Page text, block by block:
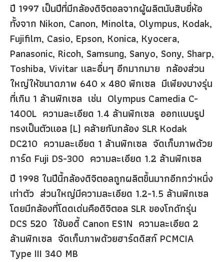
ปี 1997 เป็นปีที่มีกล้องดิจิตอลจากผู้ผลิตนับสิบยี่ห้อ
ทั้งจาก Nikon, Canon, Minolta, Olympus, Kodak,
Fujifilm, Casio, Epson, Konica, Kyocera,
Panasonic, Ricoh, Samsung, Sanyo, Sony, Sharp,
Toshiba, Vivitar และอื่นๆ อีกมากมาย กล้องส่วน
ใหญ่ให้ขนาดภาพ 640 x 480 พิกเซล มีเพียงบางรุ่น
ที่เกิน 1 ล้านพิกเซล เช่น Olympus Camedia C-
1400L ความละเอียด 1.4 ล้านพิกเซล ออกแบบรูป
ทรงเป็นตัวแอล (L) คล้ายกับกล้อง SLR Kodak
DC210 ความละเอียด 1 ล้านพิกเซล จัดเก็บภาพด้วย
การ์ด Fuji DS-300 ความละเอียด 1.2 ล้านพิกเซล
ปี 1998 ในปีนี้กล้องดิจิตอลถูกผลิตขึ้นมากอีกกว่าหนึ่ง
เท่าตัว ส่วนใหญ่มีความละเอียด 1.2-1.5 ล้านพิกเซล
โดยมีกล้องที่โดดเด่นคือดิจิตอล SLR ของโกดักรุ่น
DCS 520 ใช้บอดี้ Canon ES1N ความละเอียด 2
ล้านพิกเซล จัดเก็บภาพด้วยฮาร์ดดิสก์ PCMCIA
Type III 340 MB